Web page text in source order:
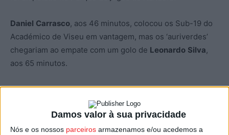
Damos valor à sua privacidade
Nós e os nossos parceiros armazenamos e/ou acedemos a
Daniel Carrasco, aos 46 minutos, colocou os Sub-19 do
Académico de Viseu em vantagem, mas os ‘auriverdes’
chegariam ao empate com um golo de Leonardo Silva,
aos 65 minutos.
Após a 10.ª jornada, o Académico de Viseu mantém a
vice-liderança da Série Sul, agora com 20 pontos, menos
três que o líderBenfica, enquanto o Tondela está no
6.ºlugar da geral com 11 pontos.